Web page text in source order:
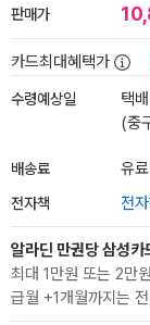
판매가
카드최대혜택가
수령예상일
택
(중
배송료 유
전자책 전
알라딘 만권당 삼성
최대 1만원 또는 2만
급월 +1개월까지는